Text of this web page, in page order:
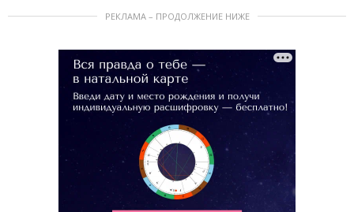
РЕКЛАМА – ПРОДОЛЖЕНИЕ НИЖЕ